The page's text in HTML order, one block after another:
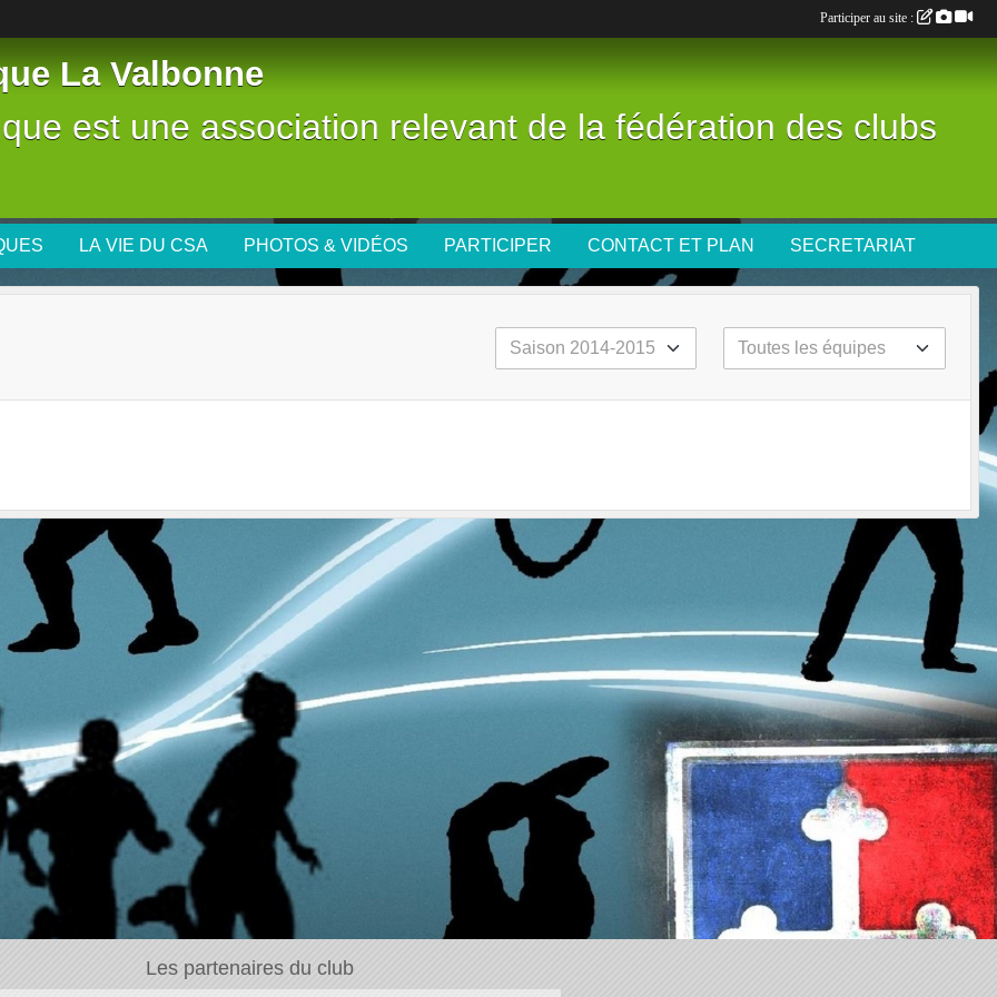
La Valbonne
est une association relevant de la fédération des clubs
LA VIE DU CSA PHOTOS & VIDÉOS PARTICIPER CONTACT ET PLAN SECRETARIAT
Les partenaires du club
Participer au site :